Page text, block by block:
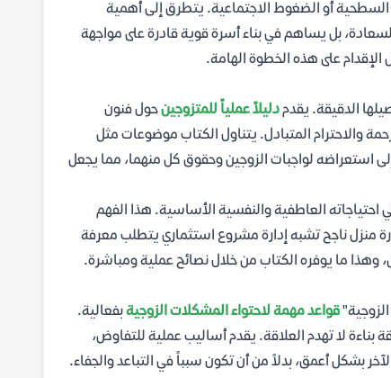
السطحية أو الضغوط الاجتماعية. يتطرق إلى أهمية
بل يساهم في بناء أسرة قوية قادرة على مواجهة
على هذه الخطوة الهامة.
الدقيقة. يقدمدليلاً عملياً للمتزوجينحول فنون
والاحترام المتبادل. يتناول الكتاب موضوعات مثل
إلى استعراضه لواجبات الزوجين وحقوق كل منهما، مما يجعل
العاطفية والنفسية الأساسية. هذا الفهم
منزل ناجح تشبه إدارة مشروع استثماري يتطلب معرفة
وهذا ما يوفره الكتاب من خلال نصائح عملية ومباشرة.
قواعد مهمة لاحتواء المشكلات الزوجيةبفعالية.
بناءة لا تهدم العلاقة. يقدم أساليب عملية للتفاوض،
بشكل أعمق، بدلاً من أن تكون سبباً في التباعد والجفاء.